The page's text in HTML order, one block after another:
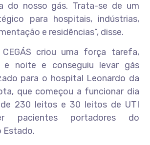
do nosso gás. Trata-se de um
para hospitais, indústrias,
e residências”, disse.
criou uma força tarefa,
e noite e conseguiu levar gás
para o hospital Leonardo da
que começou a funcionar dia
230 leitos e 30 leitos de UTI
pacientes portadores do
Estado.